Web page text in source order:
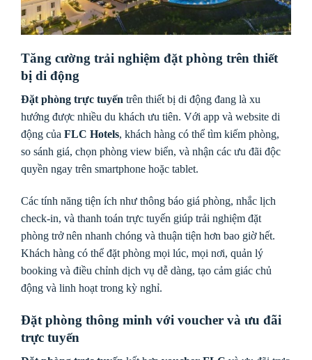
Tăng cường trải nghiệm đặt phòng trên thiết
bị di động
Đặt phòng trực tuyến trên thiết bị di động đang là xu
hướng được nhiều du khách ưu tiên. Với app và website di
động của FLC Hotels, khách hàng có thể tìm kiếm phòng,
so sánh giá, chọn phòng view biển, và nhận các ưu đãi độc
quyền ngay trên smartphone hoặc tablet.
Các tính năng tiện ích như thông báo giá phòng, nhắc lịch
check-in, và thanh toán trực tuyến giúp trải nghiệm đặt
phòng trở nên nhanh chóng và thuận tiện hơn bao giờ hết.
Khách hàng có thể đặt phòng mọi lúc, mọi nơi, quản lý
booking và điều chỉnh dịch vụ dễ dàng, tạo cảm giác chủ
động và linh hoạt trong kỳ nghỉ.
Đặt phòng thông minh với voucher và ưu đãi
trực tuyến